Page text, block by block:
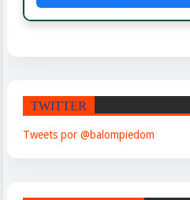
TWITTER
Tweets por @balompiedom